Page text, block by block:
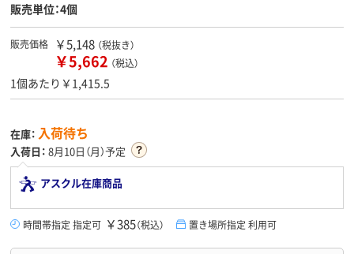
販売単位：4個
販売価格 ￥5,148 （税抜き）
￥5,662 （税込）
1個あたり￥1,415.5
在庫： 入荷待ち
入荷日： 8月10日（月）予定
アスクル在庫商品
時間帯指定 指定可 ￥385（税込） 置き場所指定 利用可